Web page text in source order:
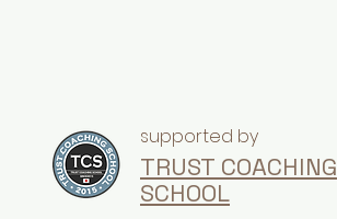
​supported by
TRUST COACHING
SCHOOL